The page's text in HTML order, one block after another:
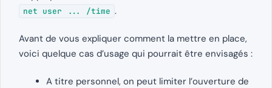
net user ... /time .
Avant de vous expliquer comment la mettre en place,
voici quelque cas d’usage qui pourrait être envisagés :
A titre personnel, on peut limiter l’ouverture de